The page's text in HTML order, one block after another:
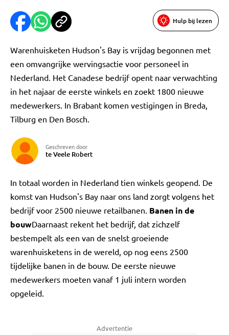
Hulp bij lezen
Warenhuisketen Hudson's Bay is vrijdag begonnen met
een omvangrijke wervingsactie voor personeel in
Nederland. Het Canadese bedrijf opent naar verwachting
in het najaar de eerste winkels en zoekt 1800 nieuwe
medewerkers. In Brabant komen vestigingen in Breda,
Tilburg en Den Bosch.
Geschreven door
te Veele Robert
In totaal worden in Nederland tien winkels geopend. De
komst van Hudson's Bay naar ons land zorgt volgens het
bedrijf voor 2500 nieuwe retailbanen. Banen in de
bouwDaarnaast rekent het bedrijf, dat zichzelf
bestempelt als een van de snelst groeiende
warenhuisketens in de wereld, op nog eens 2500
tijdelijke banen in de bouw. De eerste nieuwe
medewerkers moeten vanaf 1 juli intern worden
opgeleid.
Advertentie